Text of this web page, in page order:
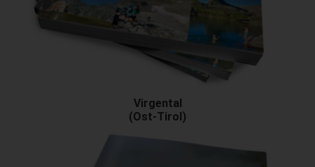
Virgental
(Ost-Tirol)